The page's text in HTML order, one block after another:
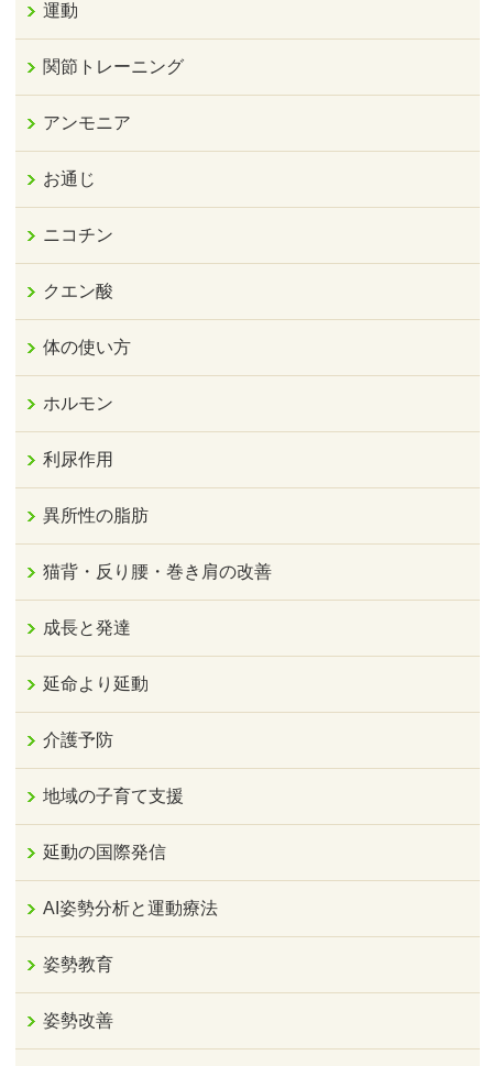
運動
関節トレーニング
アンモニア
お通じ
ニコチン
クエン酸
体の使い方
ホルモン
利尿作用
異所性の脂肪
猫背・反り腰・巻き肩の改善
成長と発達
延命より延動
介護予防
地域の子育て支援
延動の国際発信
AI姿勢分析と運動療法
姿勢教育
姿勢改善